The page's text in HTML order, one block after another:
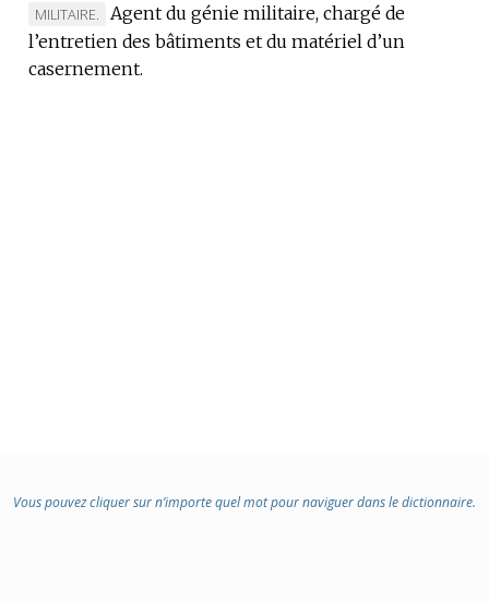
MARQUE
DE
DOMAINE
MILITAIRE.
Agent du génie militaire, chargé de
l’entretien des bâtiments et du matériel d’un
casernement.
Vous pouvez cliquer sur n’importe quel mot pour naviguer dans le dictionnaire.